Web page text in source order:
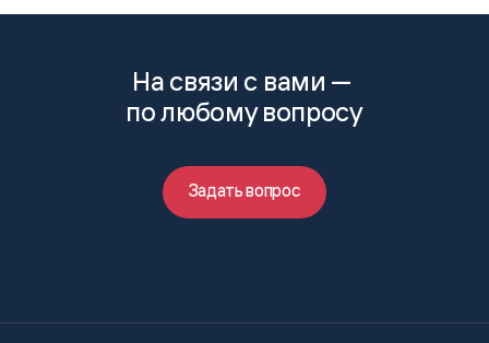
На связи с вами —
по любому вопросу
Задать вопрос